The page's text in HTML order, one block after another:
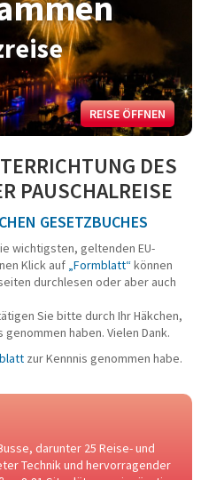
der Ostsee
Bergen
- Shows
Event
Anfrage
Bulli
REISE ÖFFNEN
DES
PAUSCHALREISE
GESETZBUCHES
wichtigsten, geltenden EU-
Klick auf „Formblatt“können
durchlesen oder aber auch
Sie bitte durch Ihr Häkchen,
haben. Vielen Dank.
zur Kennnis genommen habe.
darunter 25 Reise- und
Technik und hervorragender